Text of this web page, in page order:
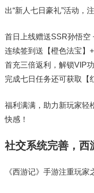
出“新人七日豪礼”活动，
首日上线赠送SSR孙悟空
连续签到送【橙色法宝】+
首充三倍返利，解锁VIP
完成七日任务还可获取【
福利满满，助力新玩家轻
快感！
社交系统完善，西
《西游记》手游注重玩家